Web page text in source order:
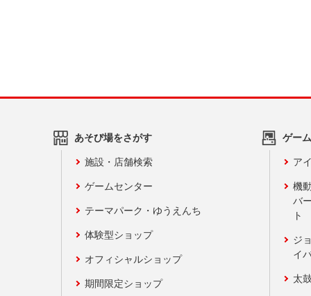
あそび場をさがす
施設・店舗検索
ゲームセンター
テーマパーク・ゆうえんち
体験型ショップ
オフィシャルショップ
期間限定ショップ
ゲー
ア
機
バ
ト
ジ
イ
太